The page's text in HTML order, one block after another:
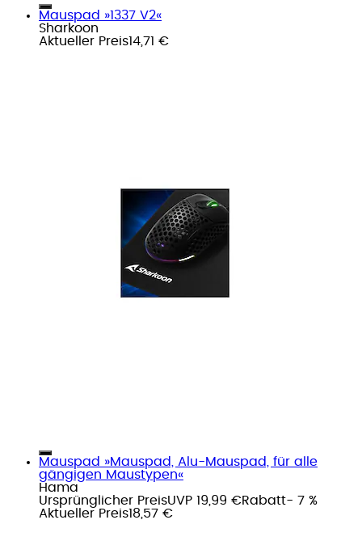
Mauspad »1337 V2«
Sharkoon
Aktueller Preis14,71 €
Mauspad »Mauspad, Alu-Mauspad, für alle
gängigen Maustypen«
Hama
Ursprünglicher PreisUVP 19,99 €Rabatt- 7 %
Aktueller Preis18,57 €